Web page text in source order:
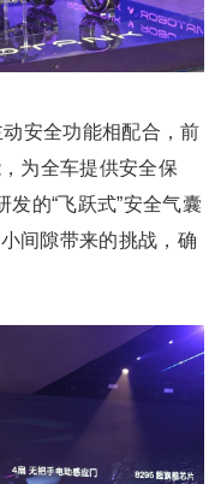
安全功能相配合，前
为全车提供安全保
的“飞跃式”安全气囊
间隙带来的挑战，确